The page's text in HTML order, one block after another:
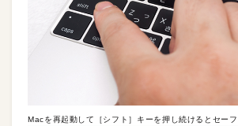
Macを再起動して［シフト］キーを押し続けるとセーフ